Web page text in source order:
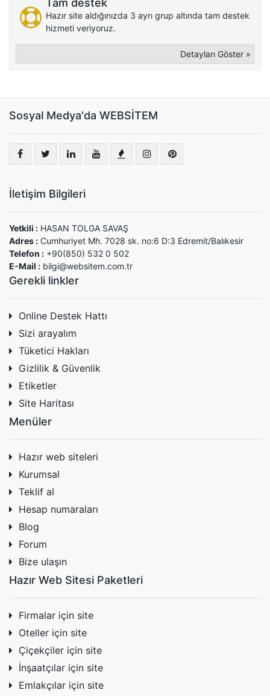
Tam destek
Hazır site aldığınızda 3 ayrı grup altında tam destek
hizmeti veriyoruz.
Detayları Göster »
Sosyal Medya'da WEBSİTEM
İletişim Bilgileri
Yetkili : HASAN TOLGA SAVAŞ
Adres : Cumhuriyet Mh. 7028 sk. no:6 D:3 Edremit/Balıkesir
Telefon : +90(850) 532 0 502
E-Mail : bilgi@websitem.com.tr
Gerekli linkler
Online Destek Hattı
Sizi arayalım
Tüketici Hakları
Gizlilik & Güvenlik
Etiketler
Site Haritası
Menüler
Hazır web siteleri
Kurumsal
Teklif al
Hesap numaraları
Blog
Forum
Bize ulaşın
Hazır Web Sitesi Paketleri
Firmalar için site
Oteller için site
Çiçekçiler için site
İnşaatçılar için site
Emlakçılar için site